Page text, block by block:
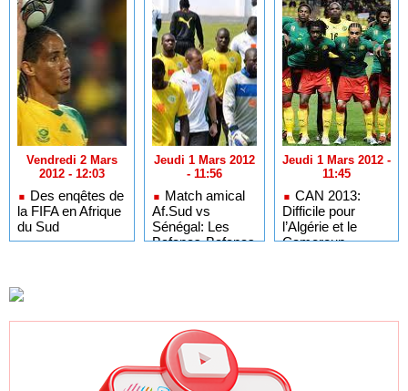
Vendredi 2 Mars
2012 - 12:03
Des enqêtes de
la FIFA en Afrique
du Sud
Jeudi 1 Mars 2012
- 11:56
Match amical
Af.Sud vs
Sénégal: Les
Bafanas-Bafanas
Jeudi 1 Mars 2012 -
11:45
CAN 2013:
Difficile pour
l’Algérie et le
Cameroun